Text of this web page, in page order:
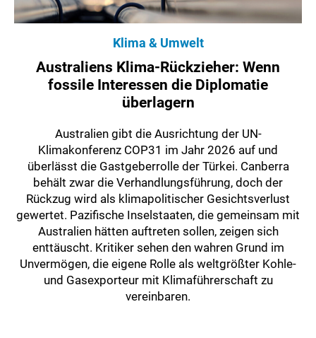
Klima & Umwelt
Australiens Klima-Rückzieher: Wenn
fossile Interessen die Diplomatie
überlagern
Australien gibt die Ausrichtung der UN-
Klimakonferenz COP31 im Jahr 2026 auf und
überlässt die Gastgeberrolle der Türkei. Canberra
behält zwar die Verhandlungsführung, doch der
Rückzug wird als klimapolitischer Gesichtsverlust
gewertet. Pazifische Inselstaaten, die gemeinsam mit
Australien hätten auftreten sollen, zeigen sich
enttäuscht. Kritiker sehen den wahren Grund im
Unvermögen, die eigene Rolle als weltgrößter Kohle-
und Gasexporteur mit Klimaführerschaft zu
vereinbaren.